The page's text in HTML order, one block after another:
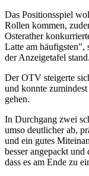
Das Positionsspiel
Rollen kommen,
Osterather
Latte am häufigsten",
der Anzeigetafel stand.
Der OTV steigerte
und konnte
gehen.
In Durchgang zwei
umso deutlicher ab,
und ein gutes
besser angepackt
dass es am Ende zu